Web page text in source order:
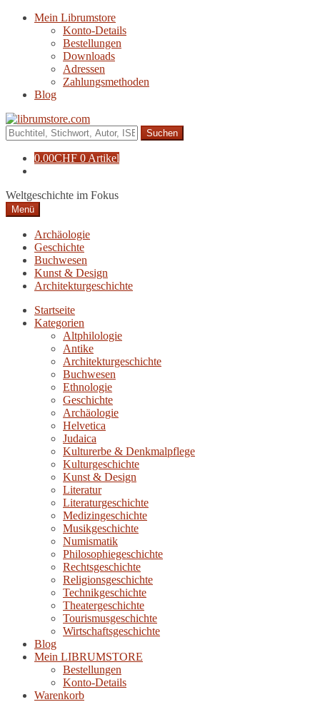
Navigation
Zum
Mein Librumstore
Konto-Details
Bestellungen
Downloads
Adressen
Zahlungsmethoden
Blog
Suche
nach:
0.00CHF 0 Artikel
Weltgeschichte im Fokus
Menü
Archäologie
Geschichte
Buchwesen
Kunst & Design
Architekturgeschichte
Startseite
Kategorien
Altphilologie
Antike
Architekturgeschichte
Buchwesen
Ethnologie
Geschichte
Archäologie
Helvetica
Judaica
Kulturerbe & Denkmalpflege
Kulturgeschichte
Kunst & Design
Literatur
Literaturgeschichte
Medizingeschichte
Musikgeschichte
Numismatik
Philosophiegeschichte
Rechtsgeschichte
Religionsgeschichte
Technikgeschichte
Theatergeschichte
Tourismusgeschichte
Wirtschaftsgeschichte
Blog
Mein LIBRUMSTORE
Bestellungen
Konto-Details
Warenkorb